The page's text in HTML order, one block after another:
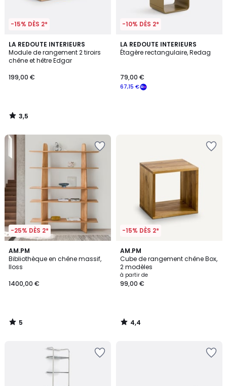
-15% DÈS 2*
LA REDOUTE INTERIEURS
Module de rangement 2 tiroirs
chêne et hêtre Edgar
199,00 €
3,5
/ 5
3,5
/
-10% DÈS 2*
LA REDOUTE INTERIEURS
Étagère rectangulaire, Redag
67,15 €
79,00 €
-25% DÈS 2*
AM.PM
Bibliothèque en chêne massif,
Iloss
1400,00 €
5
/
5
5
/
-15% DÈS 2*
AM.PM
Cube de rangement chêne Box,
2 modèles
à partir de
99,00 €
4,4
/ 5
4,4
/